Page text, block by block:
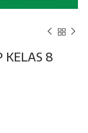
KELAS 8